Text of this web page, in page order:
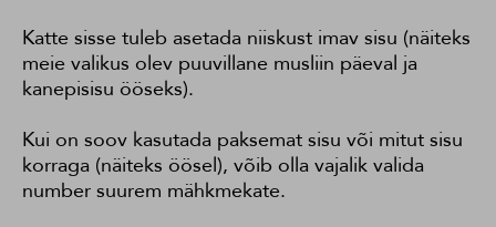
Katte sisse tuleb asetada niiskust imav sisu (näiteks
meie valikus olev puuvillane musliin päeval ja
kanepisisu ööseks).
Kui on soov kasutada paksemat sisu või mitut sisu
korraga (näiteks öösel), võib olla vajalik valida
number suurem mähkmekate.